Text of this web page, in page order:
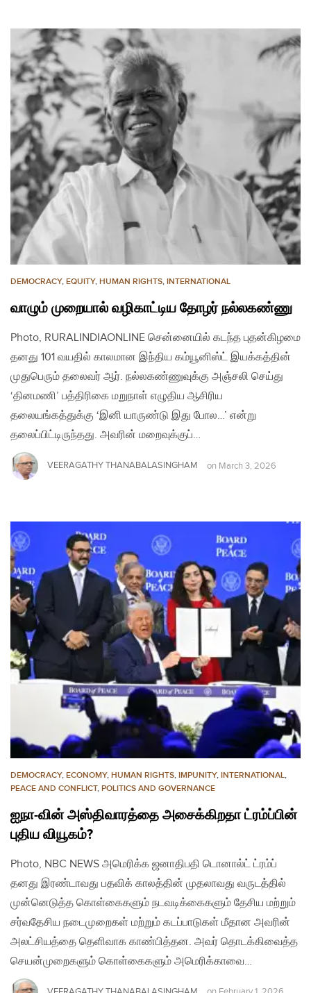
DEMOCRACY, EQUITY, HUMAN RIGHTS, INTERNATIONAL
வாழும் முறையால் வழிகாட்டிய தோழர் நல்லகண்ணு
Photo, RURALINDIAONLINE சென்னையில் கடந்த புதன்கிழமை
தனது 101 வயதில் காலமான இந்திய கம்யூனிஸ்ட் இயக்கத்தின்
முதுபெரும் தலைவர் ஆர். நல்லகண்ணுவுக்கு அஞ்சலி செய்து
‘தினமணி’ பத்திரிகை மறுநாள் எழுதிய ஆசிரிய
தலையங்கத்துக்கு ‘இனி யாருண்டு இது போல…’ என்று
தலைப்பிட்டிருந்தது. அவரின் மறைவுக்குப்…
VEERAGATHY THANABALASINGHAM on March 3, 2026
DEMOCRACY, ECONOMY, HUMAN RIGHTS, IMPUNITY, INTERNATIONAL,
PEACE AND CONFLICT, POLITICS AND GOVERNANCE
ஐநா-வின் அஸ்திவாரத்தை அசைக்கிறதா ட்ரம்ப்பின்
புதிய வியூகம்?
Photo, NBC NEWS அமெரிக்க ஜனாதிபதி டொனால்ட் ட்ரம்ப்
தனது இரண்டாவது பதவிக் காலத்தின் முதலாவது வருடத்தில்
முன்னெடுத்த கொள்கைகளும் நடவடிக்கைகளும் தேசிய மற்றும்
சர்வதேசிய நடைமுறைகள் மற்றும் கடப்பாடுகள் மீதான அவரின்
அலட்சியத்தை தெளிவாக காண்பித்தன. அவர் தொடக்கிவைத்த
செயன்முறைகளும் கொள்கைகளும் அமெரிக்காவை…